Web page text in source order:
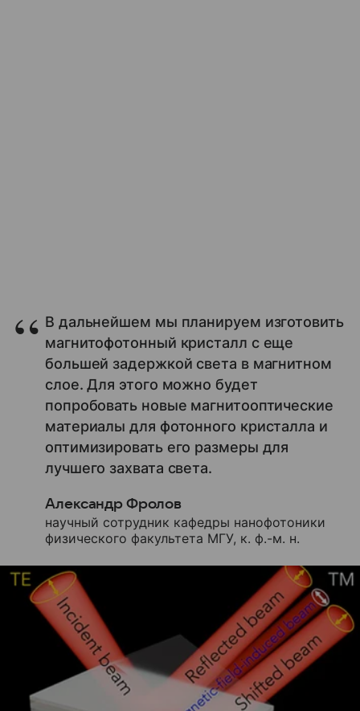
В дальнейшем мы планируем изготовить
магнитофотонный кристалл с еще
большей задержкой света в магнитном
слое. Для этого можно будет
попробовать новые магнитооптические
материалы для фотонного кристалла и
оптимизировать его размеры для
лучшего захвата света.
Александр Фролов
научный сотрудник кафедры нанофотоники
физического факультета МГУ, к. ф.-м. н.